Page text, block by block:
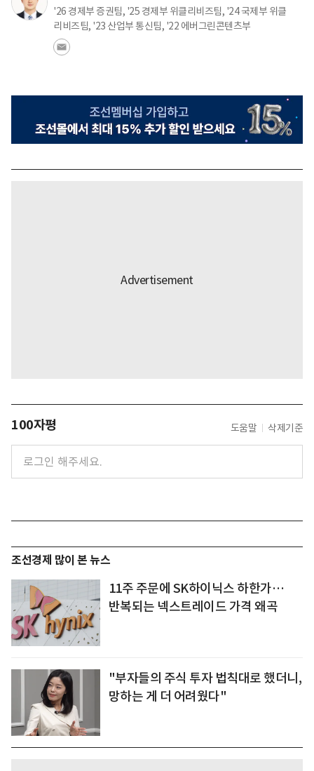
'26 경제부 증권팀, '25 경제부 위클리비즈팀, '24 국제부 위클
리비즈팀, '23 산업부 통신팀, '22 에버그린콘텐츠부
100자평 도움말 삭제기준
조선경제 많이 본 뉴스
11주 주문에 SK하이닉스 하한가…
반복되는 넥스트레이드 가격 왜곡
"부자들의 주식 투자 법칙대로 했더니,
망하는 게 더 어려웠다"